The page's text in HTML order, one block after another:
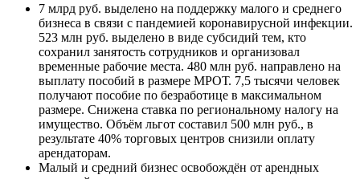
7 млрд руб. выделено на поддержку малого и среднего
бизнеса в связи с пандемией коронавирусной инфекции.
523 млн руб. выделено в виде субсидий тем, кто
сохранил занятость сотрудников и организовал
временные рабочие места. 480 млн руб. направлено на
выплату пособий в размере МРОТ. 7,5 тысячи человек
получают пособие по безработице в максимальном
размере. Снижена ставка по региональному налогу на
имущество. Объём льгот составил 500 млн руб., в
результате 40% торговых центров снизили оплату
арендаторам.
Малый и средний бизнес освобождён от арендных